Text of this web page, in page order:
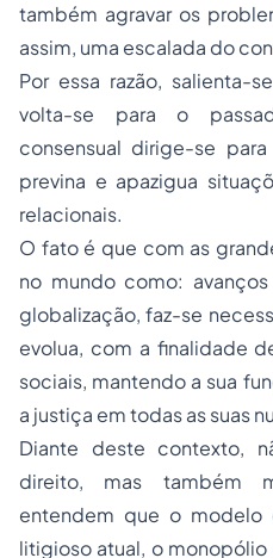
também agravar os
assim, uma escalada do
Por essa razão, salienta-
volta-se para o
consensual dirige-se
previna e apazigua
relacionais.
O fato é que com as
no mundo como:
globalização, faz-se
evolua, com a finalidade
sociais, mantendo a sua
a justiça em todas as suas
Diante deste contexto,
direito, mas também
entendem que o modelo
litigioso atual, o